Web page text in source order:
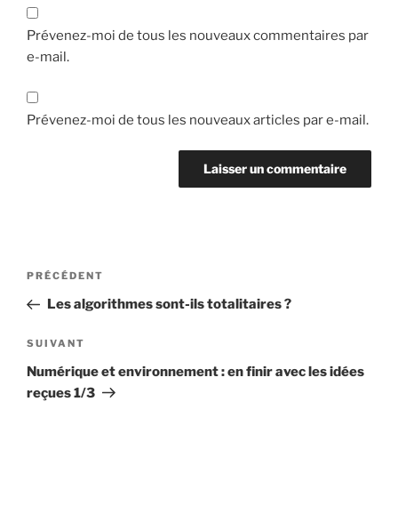
Prévenez-moi de tous les nouveaux commentaires par
e-mail.
Prévenez-moi de tous les nouveaux articles par e-mail.
Navigation
l’article
Article
précédent
PRÉCÉDENT
Les algorithmes sont-ils totalitaires ?
Article
suivant
SUIVANT
Numérique et environnement : en finir avec les idées
reçues 1/3